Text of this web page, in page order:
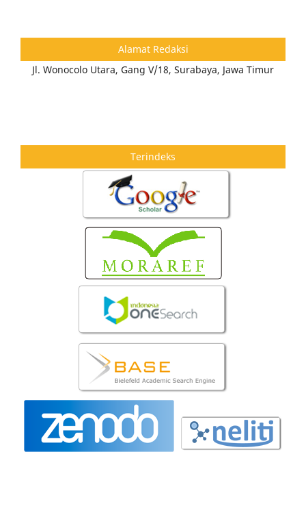
Alamat Redaksi
Jl. Wonocolo Utara, Gang V/18, Surabaya, Jawa Timur
Terindeks